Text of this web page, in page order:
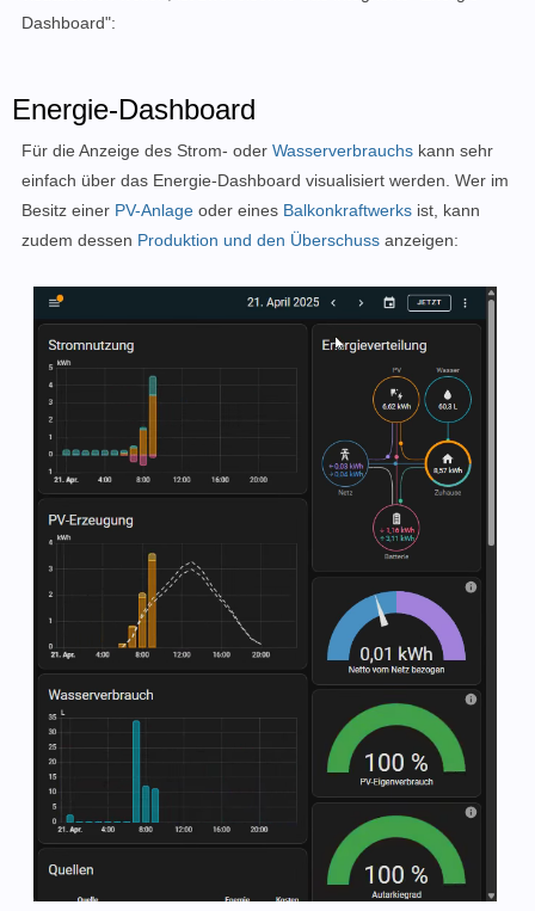
Dashboard":
Energie-Dashboard
Für die Anzeige des Strom- oder Wasserverbrauchs kann sehr
einfach über das Energie-Dashboard visualisiert werden. Wer im
Besitz einer PV-Anlage oder eines Balkonkraftwerks ist, kann
zudem dessen Produktion und den Überschuss anzeigen: